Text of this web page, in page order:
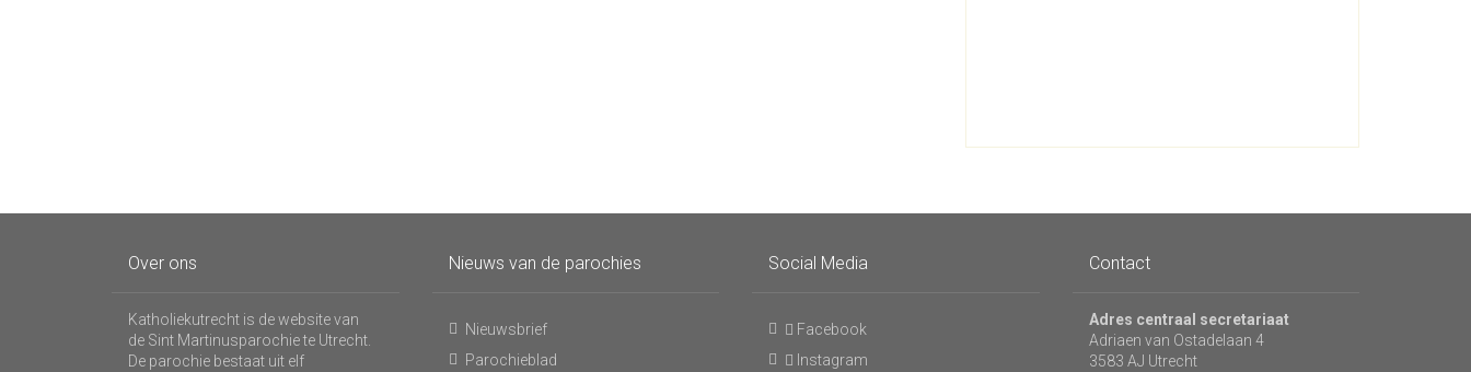
Over ons
Katholiekutrecht is de website van
de Sint Martinusparochie te Utrecht.
De parochie bestaat uit elf
Nieuws van de parochies
Nieuwsbrief
Parochieblad
Social Media
Facebook
Instagram
Contact
Adres centraal secretariaat
Adriaen van Ostadelaan 4
3583 AJ Utrecht